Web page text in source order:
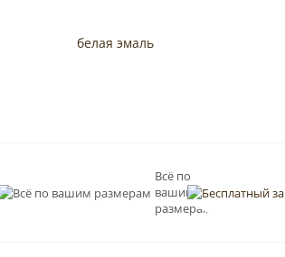
Всё по
вашим
размерам